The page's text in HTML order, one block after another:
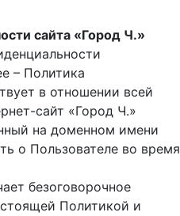
сайта «Город Ч.»
– Политика
в отношении всей
сайт «Город Ч.»
на доменном имени
о Пользователе во время
безоговорочное
Политикой и